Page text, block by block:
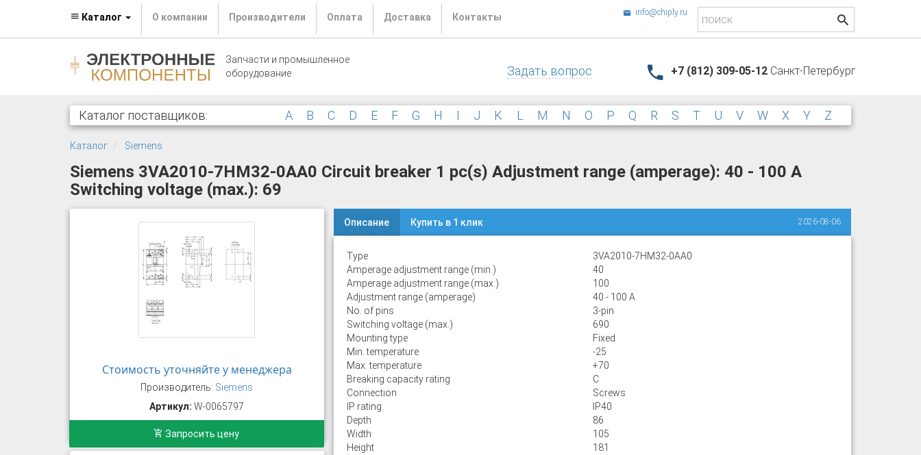
Каталог О компании Производители Оплата Доставка Контакты info@chiply.ru
Запчасти и промышленное
оборудование
Задать вопрос +7 (812) 309-05-12 Санкт-Петербург
Каталог поставщиков: A B C D E F G H I J K L M N O P Q R S T U VW XY Z
Каталог Siemens
Siemens 3VA2010-7HM32-0AA0 Circuit breaker 1 pc(s) Adjustment range (amperage): 40 - 100 A
Switching voltage (max.): 69
Стоимость уточняйте у менеджера
Производитель: Siemens
Артикул: W-0065797
Запросить цену
Описание Купить в 1 клик 2026-08-06
Type
3VA2010-7HM32-0AA0
Amperage adjustment range (min.)
40
Amperage adjustment range (max.)
100
Adjustment range (amperage)
40 - 100 A
No. of pins
3-pin
Switching voltage (max.)
690
Mounting type
Fixed
Min. temperature
-25
Max. temperature
+70
Breaking capacity rating
C
Connection
Screws
IP rating
IP40
Depth
86
Width
105
Height
181